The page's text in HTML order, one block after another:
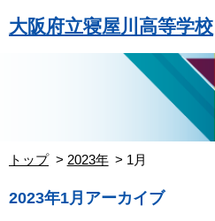
大阪府立寝屋川高等学校
トップ 2023年 1月
2023年1月アーカイブ